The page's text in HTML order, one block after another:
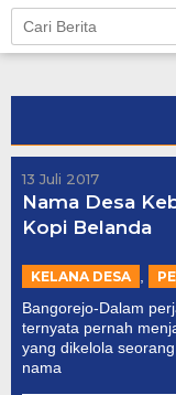
Skip
content
13 Juli 2017
Nama Desa
Kopi Belanda
KELANA DESA ,
Bangorejo-Dalam
ternyata pernah
yang dikelola
nama